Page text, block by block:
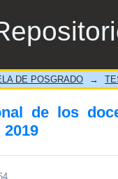
de los
DE POSGRADO →
de los